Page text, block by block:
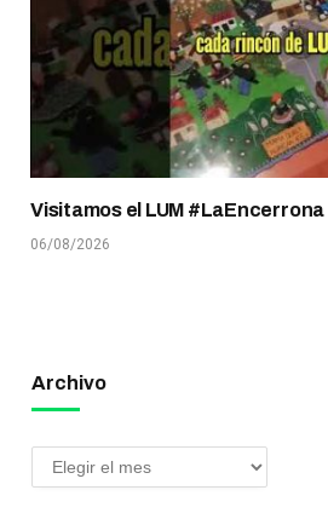
Visitamos el LUM #LaEncerrona
06/08/2026
Archivo